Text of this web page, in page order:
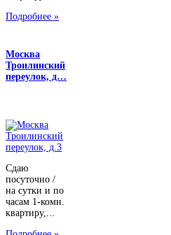
Подробнее »
Москва
Троилинский
переулок, д…
Сдаю
посуточно /
на сутки и по
часам 1-комн.
квартиру,...